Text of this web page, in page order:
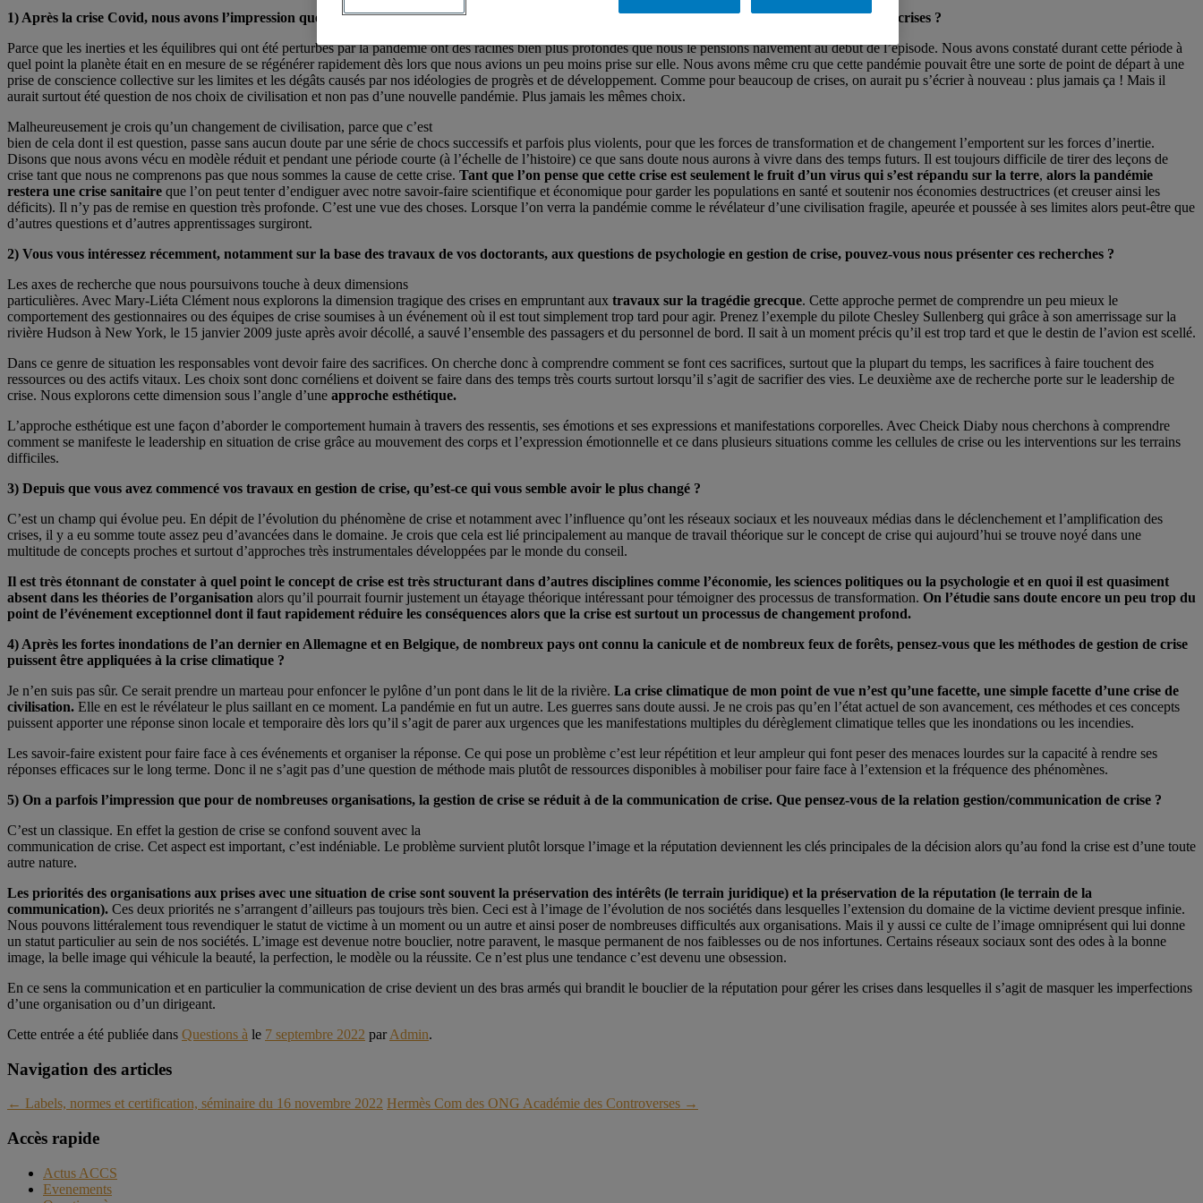
1) Après la crise Covid, nous avons l’impression que les choses redeviennent comme avant, pourquoi sommes-nous incapables de tirer les leçons des crises ?
Parce que les inerties et les équilibres qui ont été perturbés par la pandémie ont des racines bien plus profondes que nous le pensions naïvement au début de l’épisode. Nous avons constaté durant cette période à
quel point la planète était en en mesure de se régénérer rapidement dès lors que nous avions un peu moins prise sur elle. Nous avons même cru que cette pandémie pouvait être une sorte de point de départ à une
prise de conscience collective sur les limites et les dégâts causés par nos idéologies de progrès et de développement. Comme pour beaucoup de crises, on aurait pu s’écrier à nouveau : plus jamais ça ! Mais il
aurait surtout été question de nos choix de civilisation et non pas d’une nouvelle pandémie. Plus jamais les mêmes choix.
Malheureusement je crois qu’un changement de civilisation, parce que c’est
bien de cela dont il est question, passe sans aucun doute par une série de chocs successifs et parfois plus violents, pour que les forces de transformation et de changement l’emportent sur les forces d’inertie.
Disons que nous avons vécu en modèle réduit et pendant une période courte (à l’échelle de l’histoire) ce que sans doute nous aurons à vivre dans des temps futurs. Il est toujours difficile de tirer des leçons de
crise tant que nous ne comprenons pas que nous sommes la cause de cette crise. Tant que l’on pense que cette crise est seulement le fruit d’un virus qui s’est répandu sur la terre, alors la pandémie
restera une crise sanitaire que l’on peut tenter d’endiguer avec notre savoir-faire scientifique et économique pour garder les populations en santé et soutenir nos économies destructrices (et creuser ainsi les
déficits). Il n’y pas de remise en question très profonde. C’est une vue des choses. Lorsque l’on verra la pandémie comme le révélateur d’une civilisation fragile, apeurée et poussée à ses limites alors peut-être que
d’autres questions et d’autres apprentissages surgiront.
2) Vous vous intéressez récemment, notamment sur la base des travaux de vos doctorants, aux questions de psychologie en gestion de crise, pouvez-vous nous présenter ces recherches ?
Les axes de recherche que nous poursuivons touche à deux dimensions
particulières. Avec Mary-Liéta Clément nous explorons la dimension tragique des crises en empruntant aux travaux sur la tragédie grecque. Cette approche permet de comprendre un peu mieux le
comportement des gestionnaires ou des équipes de crise soumises à un événement où il est tout simplement trop tard pour agir. Prenez l’exemple du pilote Chesley Sullenberg qui grâce à son amerrissage sur la
rivière Hudson à New York, le 15 janvier 2009 juste après avoir décollé, a sauvé l’ensemble des passagers et du personnel de bord. Il sait à un moment précis qu’il est trop tard et que le destin de l’avion est scellé.
Dans ce genre de situation les responsables vont devoir faire des sacrifices. On cherche donc à comprendre comment se font ces sacrifices, surtout que la plupart du temps, les sacrifices à faire touchent des
ressources ou des actifs vitaux. Les choix sont donc cornéliens et doivent se faire dans des temps très courts surtout lorsqu’il s’agit de sacrifier des vies. Le deuxième axe de recherche porte sur le leadership de
crise. Nous explorons cette dimension sous l’angle d’une approche esthétique.
L’approche esthétique est une façon d’aborder le comportement humain à travers des ressentis, ses émotions et ses expressions et manifestations corporelles. Avec Cheick Diaby nous cherchons à comprendre
comment se manifeste le leadership en situation de crise grâce au mouvement des corps et l’expression émotionnelle et ce dans plusieurs situations comme les cellules de crise ou les interventions sur les terrains
difficiles.
3) Depuis que vous avez commencé vos travaux en gestion de crise, qu’est-ce qui vous semble avoir le plus changé ?
C’est un champ qui évolue peu. En dépit de l’évolution du phénomène de crise et notamment avec l’influence qu’ont les réseaux sociaux et les nouveaux médias dans le déclenchement et l’amplification des
crises, il y a eu somme toute assez peu d’avancées dans le domaine. Je crois que cela est lié principalement au manque de travail théorique sur le concept de crise qui aujourd’hui se trouve noyé dans une
multitude de concepts proches et surtout d’approches très instrumentales développées par le monde du conseil.
Il est très étonnant de constater à quel point le concept de crise est très structurant dans d’autres disciplines comme l’économie, les sciences politiques ou la psychologie et en quoi il est quasiment
absent dans les théories de l’organisation alors qu’il pourrait fournir justement un étayage théorique intéressant pour témoigner des processus de transformation. On l’étudie sans doute encore un peu trop du
point de l’événement exceptionnel dont il faut rapidement réduire les conséquences alors que la crise est surtout un processus de changement profond.
4) Après les fortes inondations de l’an dernier en Allemagne et en Belgique, de nombreux pays ont connu la canicule et de nombreux feux de forêts, pensez-vous que les méthodes de gestion de crise
puissent être appliquées à la crise climatique ?
Je n’en suis pas sûr. Ce serait prendre un marteau pour enfoncer le pylône d’un pont dans le lit de la rivière. La crise climatique de mon point de vue n’est qu’une facette, une simple facette d’une crise de
civilisation. Elle en est le révélateur le plus saillant en ce moment. La pandémie en fut un autre. Les guerres sans doute aussi. Je ne crois pas qu’en l’état actuel de son avancement, ces méthodes et ces concepts
puissent apporter une réponse sinon locale et temporaire dès lors qu’il s’agit de parer aux urgences que les manifestations multiples du dérèglement climatique telles que les inondations ou les incendies.
Les savoir-faire existent pour faire face à ces événements et organiser la réponse. Ce qui pose un problème c’est leur répétition et leur ampleur qui font peser des menaces lourdes sur la capacité à rendre ses
réponses efficaces sur le long terme. Donc il ne s’agit pas d’une question de méthode mais plutôt de ressources disponibles à mobiliser pour faire face à l’extension et la fréquence des phénomènes.
5) On a parfois l’impression que pour de nombreuses organisations, la gestion de crise se réduit à de la communication de crise. Que pensez-vous de la relation gestion/communication de crise ?
C’est un classique. En effet la gestion de crise se confond souvent avec la
communication de crise. Cet aspect est important, c’est indéniable. Le problème survient plutôt lorsque l’image et la réputation deviennent les clés principales de la décision alors qu’au fond la crise est d’une toute
autre nature.
Les priorités des organisations aux prises avec une situation de crise sont souvent la préservation des intérêts (le terrain juridique) et la préservation de la réputation (le terrain de la
communication). Ces deux priorités ne s’arrangent d’ailleurs pas toujours très bien. Ceci est à l’image de l’évolution de nos sociétés dans lesquelles l’extension du domaine de la victime devient presque infinie.
Nous pouvons littéralement tous revendiquer le statut de victime à un moment ou un autre et ainsi poser de nombreuses difficultés aux organisations. Mais il y aussi ce culte de l’image omniprésent qui lui donne
un statut particulier au sein de nos sociétés. L’image est devenue notre bouclier, notre paravent, le masque permanent de nos faiblesses ou de nos infortunes. Certains réseaux sociaux sont des odes à la bonne
image, la belle image qui véhicule la beauté, la perfection, le modèle ou la réussite. Ce n’est plus une tendance c’est devenu une obsession.
En ce sens la communication et en particulier la communication de crise devient un des bras armés qui brandit le bouclier de la réputation pour gérer les crises dans lesquelles il s’agit de masquer les imperfections
d’une organisation ou d’un dirigeant.
Cette entrée a été publiée dans Questions à le 7 septembre 2022 parAdmin.
Navigation des articles
← Labels, normes et certification, séminaire du 16 novembre 2022 Hermès Com des ONG Académie des Controverses →
Accès rapide
Actus ACCS
Evenements